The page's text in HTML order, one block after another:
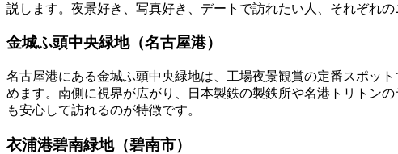
説します。夜景好き、写真好き、デートで訪れたい人、それぞれ
金城ふ頭中央緑地（名古屋港）
名古屋港にある金城ふ頭中央緑地は、工場夜景観賞の定番スポッ
めます。南側に視界が広がり、日本製鉄の製鉄所や名港トリトン
も安心して訪れるのが特徴です。
衣浦港碧南緑地（碧南市）